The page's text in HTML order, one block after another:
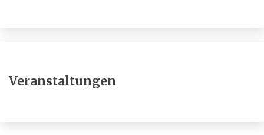
Veranstaltungen